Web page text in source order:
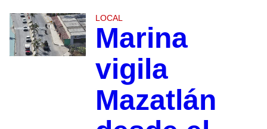
LOCAL
Marina
vigila
Mazatlán